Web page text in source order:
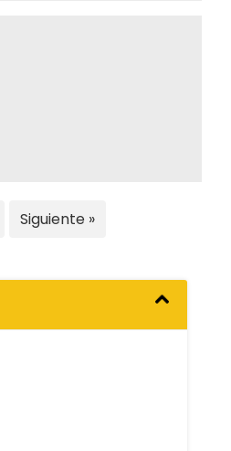
Siguiente »